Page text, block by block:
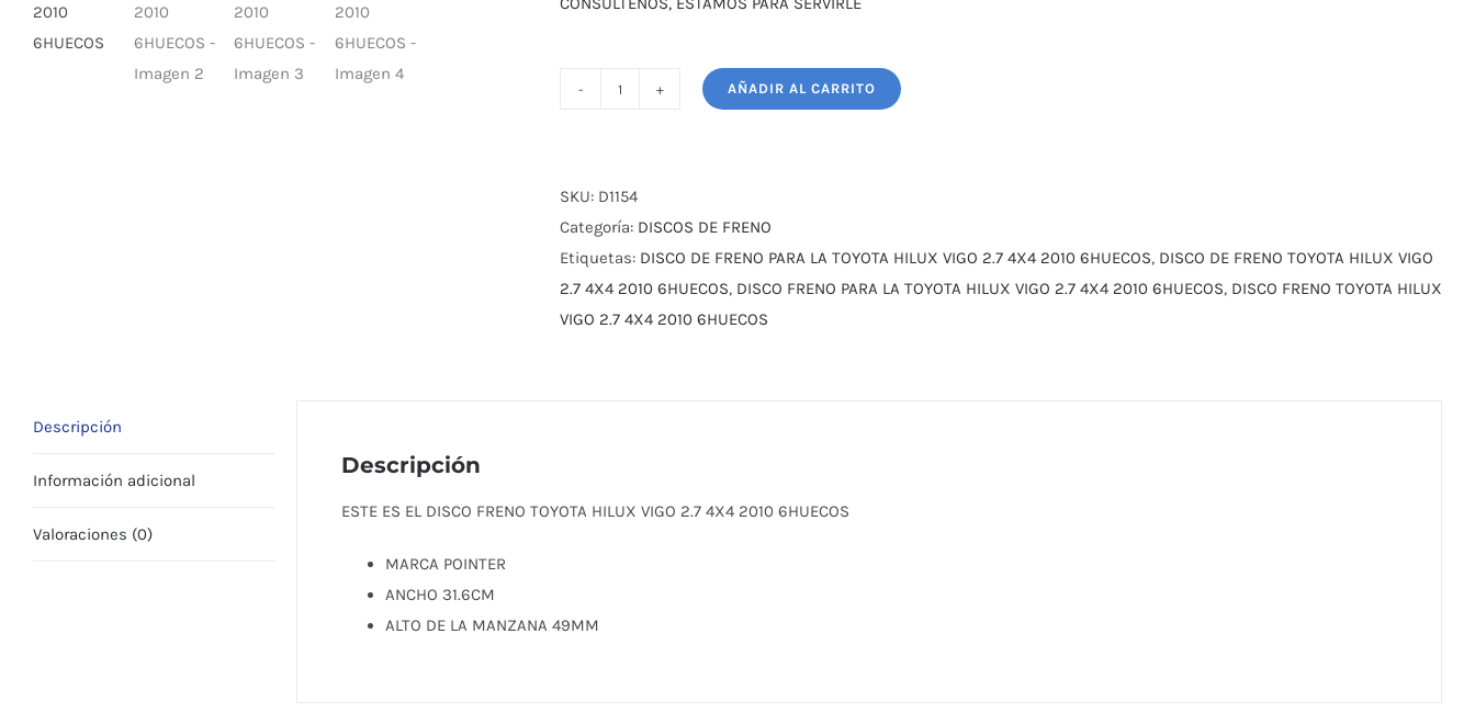
HILUX
VIGO
2.7
4X4
2010
AÑADIR AL CARRITO
SKU: D1154
Categoría: DISCOS DE FRENO
Etiquetas: DISCO DE FRENO PARA LA TOYOTA HILUX VIGO 2.7 4X4 2010 6HUECOS, DISCO DE FRENO TOYOTA HILUX VIGO
2.7 4X4 2010 6HUECOS, DISCO FRENO PARA LA TOYOTA HILUX VIGO 2.7 4X4 2010 6HUECOS, DISCO FRENO TOYOTA HILUX
VIGO 2.7 4X4 2010 6HUECOS
Descripción
Información adicional
Valoraciones (0)
Descripción
ESTE ES EL DISCO FRENO TOYOTA HILUX VIGO 2.7 4X4 2010 6HUECOS
MARCA POINTER
ANCHO 31.6CM
ALTO DE LA MANZANA 49MM